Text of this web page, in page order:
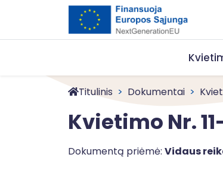
Titulinis Dokumentai
Kvietimo Nr.
Dokumentą priėmė: Vidaus